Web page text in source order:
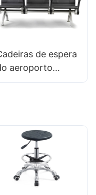
personalizados
de espera
aeroporto
para áreas